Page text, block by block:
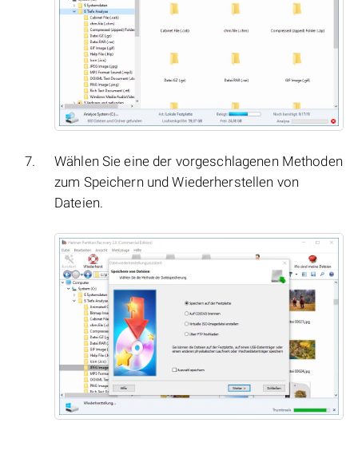
Wählen Sie eine der vorgeschlagenen Methoden
zum Speichern und Wiederherstellen von
Dateien.